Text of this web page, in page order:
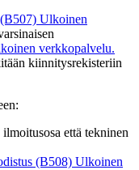
Ulkoinen
verkkopalvelu.
kiinnitysrekisteriin
että tekninen
(B508) Ulkoinen